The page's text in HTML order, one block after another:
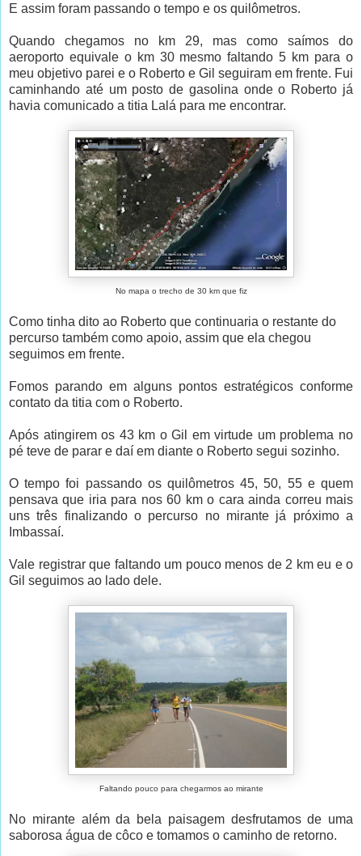
E assim foram passando o tempo e os quilômetros.
Quando chegamos no km 29, mas como saímos do
aeroporto equivale o km 30 mesmo faltando 5 km para o
meu objetivo parei e o Roberto e Gil seguiram em frente. Fui
caminhando até um posto de gasolina onde o Roberto já
havia comunicado a titia Lalá para me encontrar.
No mapa o trecho de 30 km que fiz
Como tinha dito ao Roberto que continuaria o restante do
percurso também como apoio, assim que ela chegou
seguimos em frente.
Fomos parando em alguns pontos estratégicos conforme
contato da titia com o Roberto.
Após atingirem os 43 km o Gil em virtude um problema no
pé teve de parar e daí em diante o Roberto segui sozinho.
O tempo foi passando os quilômetros 45, 50, 55 e quem
pensava que iria para nos 60 km o cara ainda correu mais
uns três finalizando o percurso no mirante já próximo a
Imbassaí.
Vale registrar que faltando um pouco menos de 2 km eu e o
Gil seguimos ao lado dele.
Faltando pouco para chegarmos ao mirante
No mirante além da bela paisagem desfrutamos de uma
saborosa água de côco e tomamos o caminho de retorno.